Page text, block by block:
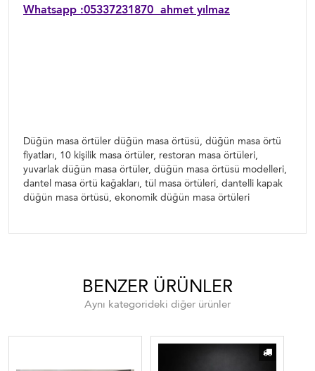
Whatsapp :05337231870 ahmet yılmaz
Düğün masa örtüler düğün masa örtüsü, düğün masa örtü
fiyatları, 10 kişilik masa örtüler, restoran masa örtüleri,
yuvarlak düğün masa örtüler, düğün masa örtüsü modelleri,
dantel masa örtü kağakları, tül masa örtüleri, dantelli kapak
düğün masa örtüsü, ekonomik düğün masa örtüleri
BENZER ÜRÜNLER
Aynı kategorideki diğer ürünler